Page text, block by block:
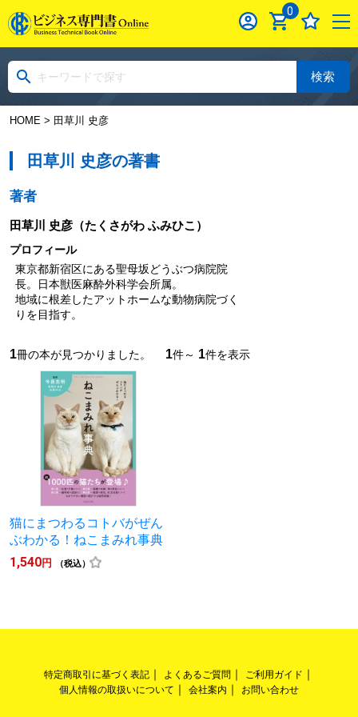
0
検索
HOME> 田草川 史彦
田草川 史彦の著書
著者
田草川 史彦（たくさがわ ふみひこ）
プロフィール
東京都新宿区にある聖母坂どうぶつ病院院
長。日本獣医麻酔外科学会所属。
地域に根差したアットホームな動物病院づく
りを目指す。
1冊の本が見つかりました。 1件～ 1件を表示
猫にまつわるコトバがぜん
ぶわかる！ねこまみれ事典
1,540円 （税込）
特定商取引に基づく表記 よくあるご質問
ご利用ガイド
個人情報の取扱いについて
会社案内 お問い合わせ